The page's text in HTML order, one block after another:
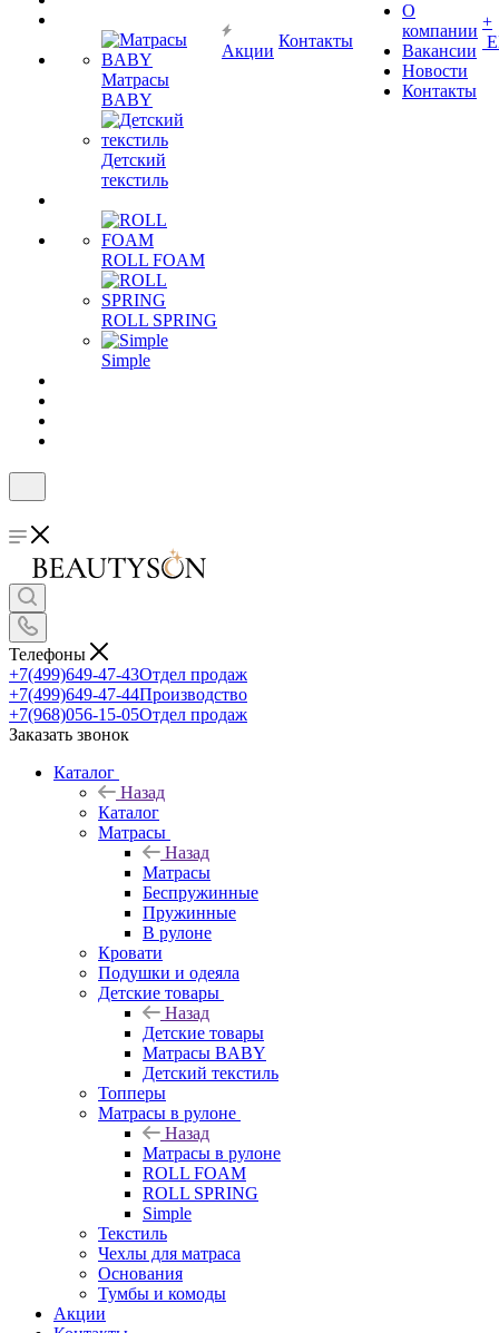
Матрасы
BABY
Детский
текстиль
ROLL FOAM
ROLL SPRING
Simple
Акции
Контакты
О
компании
Вакансии
Новости
Контакты
+
Телефоны
+7(499)649-47-43Отдел продаж
+7(499)649-47-44Производство
+7(968)056-15-05Отдел продаж
Заказать звонок
Каталог
Назад
Каталог
Матрасы
Назад
Матрасы
Беспружинные
Пружинные
В рулоне
Кровати
Подушки и одеяла
Детские товары
Назад
Детские товары
Матрасы BABY
Детский текстиль
Топперы
Матрасы в рулоне
Назад
Матрасы в рулоне
ROLL FOAM
ROLL SPRING
Simple
Текстиль
Чехлы для матраса
Основания
Тумбы и комоды
Акции